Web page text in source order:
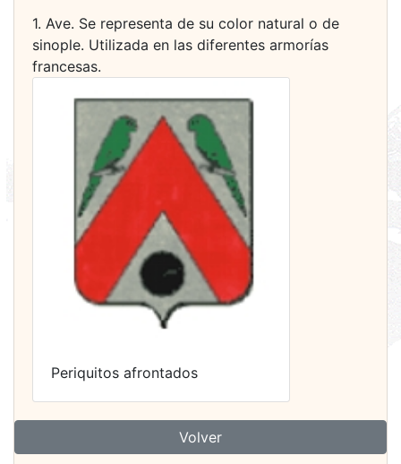
1. Ave. Se representa de su color natural o de
sinople. Utilizada en las diferentes armorías
francesas.
Periquitos afrontados
Volver